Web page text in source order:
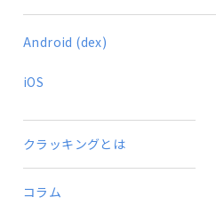
Android (dex)
iOS
クラッキングとは
コラム